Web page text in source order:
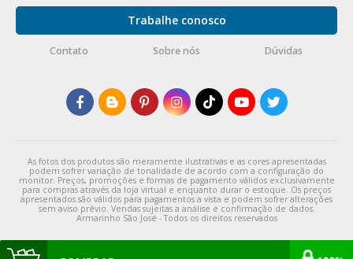
Trabalhe conosco
Contato Sobre nós Dúvidas
As fotos dos produtos são meramente ilustrativas e as cores apresentadas
podem sofrer variação de tonalidade de acordo com a configuração do
monitor. Preços, promoções e formas de pagamento válidos exclusivamente
para compras através da loja virtual e enquanto durar o estoque. Os preços
apresentados são válidos para pagamentos a vista e podem sofrer alterações
sem aviso prévio. Vendas sujeitas a análise e confirmação de dados.
Armarinho São José - Todos os direitos reservados